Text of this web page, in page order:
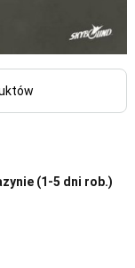
(1-5 dni rob.)